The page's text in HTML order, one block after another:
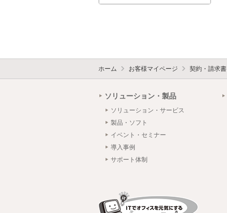
ホーム お客様マイページ 契約・請求書
ソリューション・製品
ソリューション・サービス
製品・ソフト
イベント・セミナー
導入事例
サポート体制